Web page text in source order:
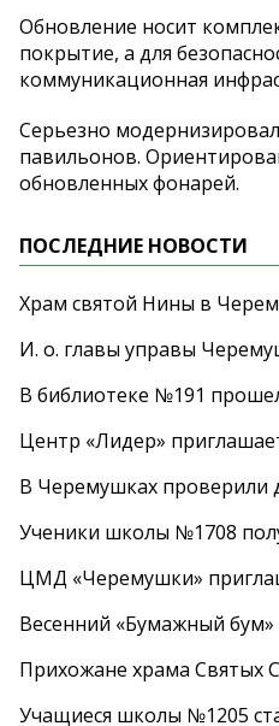
Обновление носит
покрытие, а для
коммуникационная
Серьезно
павильонов.
обновленных фонарей.
ПОСЛЕДНИЕ НОВОСТИ
Храм святой Нины в
И. о. главы управы
В библиотеке №191
Центр «Лидер»
В Черемушках проверили
Ученики школы №1708
ЦМД «Черемушки»
Весенний «Бумажный
Прихожане храма Святых
Учащиеся школы №1205